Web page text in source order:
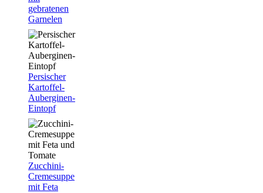
gebratenen
Garnelen
Persischer
Kartoffel-
Auberginen-
Eintopf
Zucchini-
Cremesuppe
mit Feta